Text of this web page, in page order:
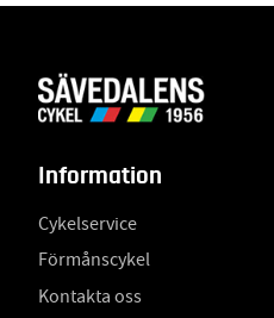
Information
Cykelservice
Förmånscykel
Kontakta oss